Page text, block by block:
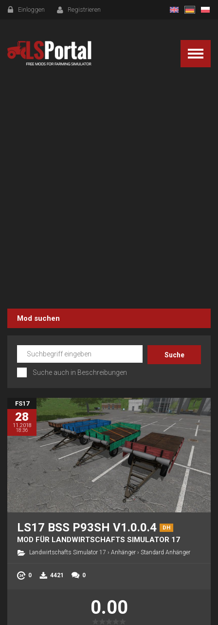
Einloggen Registrieren
Mod suchen
Suche auch in Beschreibungen
FS17
28
11.2018
18:36
LS17 BSS P93SH V1.0.0.4 DH
MOD FÜR LANDWIRTSCHAFTS SIMULATOR 17
Landwirtschafts Simulator 17 › Anhänger › Standard Anhänger
0 4421 0
0.00